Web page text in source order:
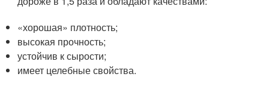
«хорошая» плотность;
высокая прочность;
устойчив к сырости;
имеет целебные свойства.